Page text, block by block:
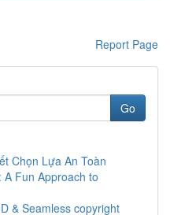
Report Page
Go
Chọn Lựa An Toàn
A Fun Approach to
& Seamless copyright